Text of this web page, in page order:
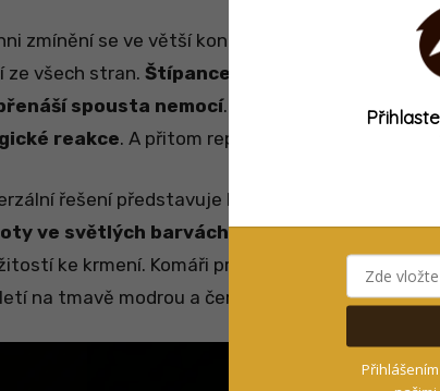
zmínění se ve větší koncentraci rádi pohybují
ze všech stran. Štípance, přisátí a kousnutí
spousta nemocí. Kousance muchniček a
reakce. A přitom repelenty fungují jen na
řešení představuje košile nebo triko s
ve světlých barvách. Čím méně odhalené
ke krmení. Komáři preferují oranžovou,
na tmavě modrou a černou, proto se vyplatí je